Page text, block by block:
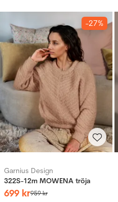
-27%
Garnius Design
322S-12m MOWENA tröja
699 kr959kr